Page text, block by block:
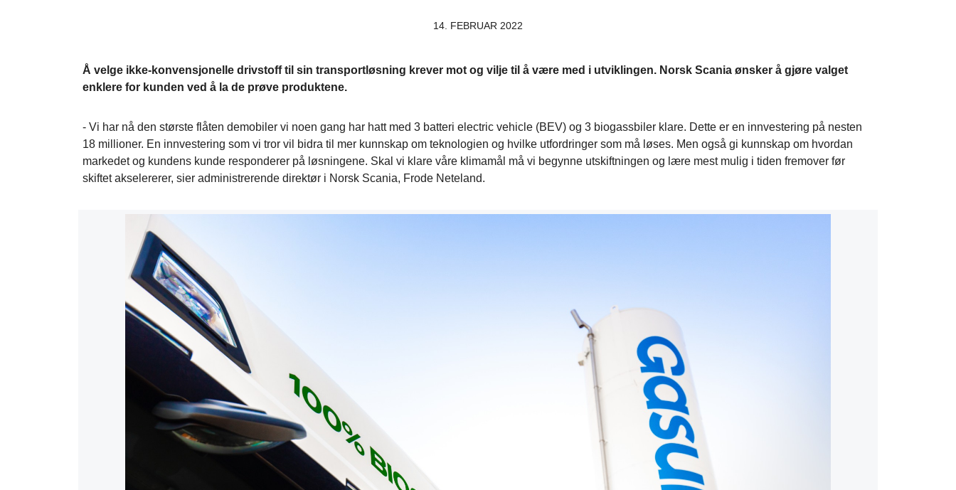
14. FEBRUAR 2022
Å velge ikke-konvensjonelle drivstoff til sin transportløsning krever mot og vilje til å være med i utviklingen. Norsk Scania ønsker å gjøre valget
enklere for kunden ved å la de prøve produktene.
- Vi har nå den største flåten demobiler vi noen gang har hatt med 3 batteri electric vehicle (BEV) og 3 biogassbiler klare. Dette er en innvestering på nesten
18 millioner. En innvestering som vi tror vil bidra til mer kunnskap om teknologien og hvilke utfordringer som må løses. Men også gi kunnskap om hvordan
markedet og kundens kunde responderer på løsningene. Skal vi klare våre klimamål må vi begynne utskiftningen og lære mest mulig i tiden fremover før
skiftet akselererer, sier administrerende direktør i Norsk Scania, Frode Neteland.